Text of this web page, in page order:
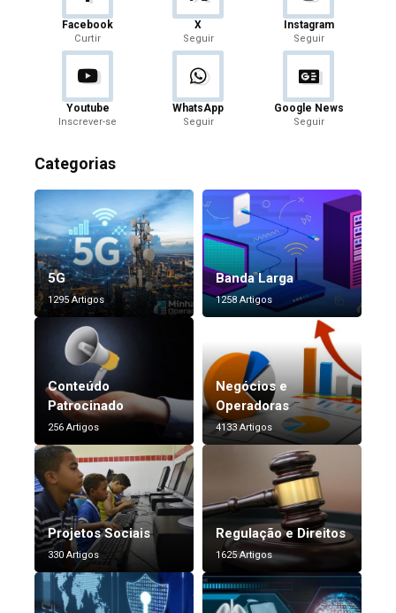
Facebook
Curtir
X
Seguir
Instagram
Seguir
Youtube
Inscrever-se
WhatsApp
Seguir
Google News
Seguir
Categorias
5G
1295 Artigos
Banda Larga
1258 Artigos
Conteúdo
Patrocinado
256 Artigos
Negócios e
Operadoras
4133 Artigos
Projetos Sociais
330 Artigos
Regulação e Direitos
1625 Artigos